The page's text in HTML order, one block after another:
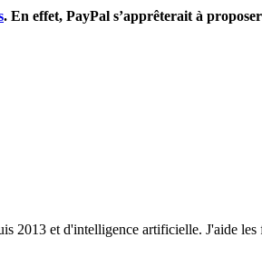
. En effet, PayPal s’apprêterait à
2013 et d'intelligence artificielle. J'aide